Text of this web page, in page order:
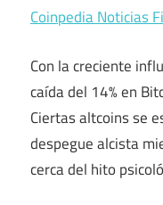
Coinpedia Noticias
Con la creciente
caída del 14% en
Ciertas altcoins se
despegue alcista
cerca del hito